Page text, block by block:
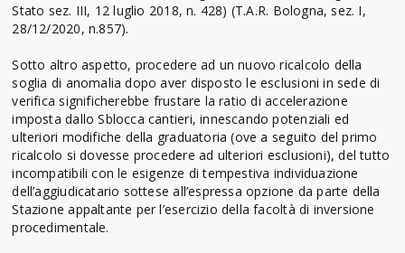
Stato sez. III, 12 luglio 2018, n. 428) (T.A.R. Bologna, sez. I,
28/12/2020, n.857).
Sotto altro aspetto, procedere ad un nuovo ricalcolo della
soglia di anomalia dopo aver disposto le esclusioni in sede di
verifica significherebbe frustare la ratio di accelerazione
imposta dallo Sblocca cantieri, innescando potenziali ed
ulteriori modifiche della graduatoria (ove a seguito del primo
ricalcolo si dovesse procedere ad ulteriori esclusioni), del tutto
incompatibili con le esigenze di tempestiva individuazione
dell’aggiudicatario sottese all’espressa opzione da parte della
Stazione appaltante per l’esercizio della facoltà di inversione
procedimentale.